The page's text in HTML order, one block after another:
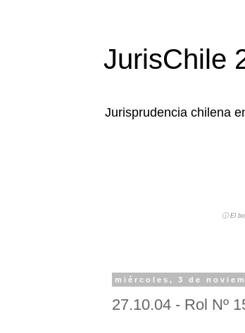
JurisChile
Jurisprudencia chilena
ⓘ El
miércoles, 3 de
27.10.04 - Rol Nº